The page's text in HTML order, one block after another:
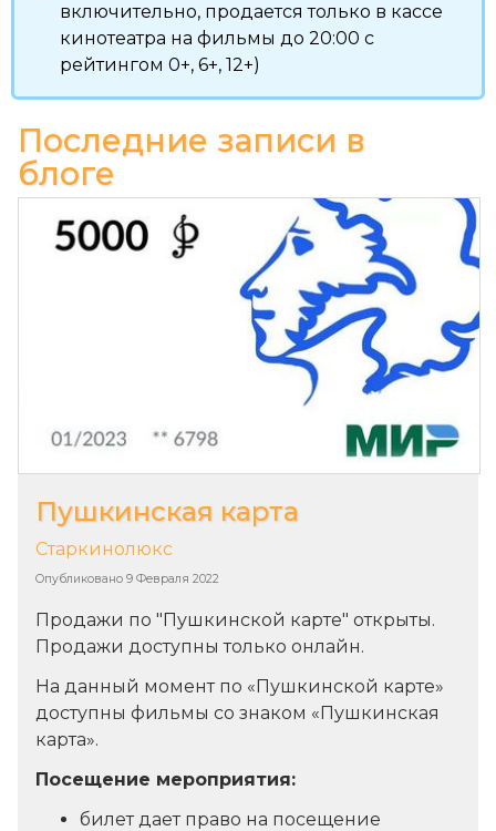
включительно, продается только в кассе
кинотеатра на фильмы до 20:00 с
рейтингом 0+, 6+, 12+)
Последние записи в
блоге
Пушкинская карта
Опубликовано 9 Февраля 2022
Старкинолюкс
Продажи по "Пушкинской карте" открыты.
Продажи доступны только онлайн.
На данный момент по «Пушкинской карте»
доступны фильмы со знаком «Пушкинская
карта».
Посещение мероприятия:
билет дает право на посещение